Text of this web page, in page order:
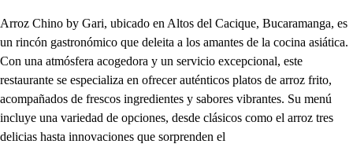
Arroz Chino by Gari, ubicado en Altos del Cacique, Bucaramanga, es
un rincón gastronómico que deleita a los amantes de la cocina asiática.
Con una atmósfera acogedora y un servicio excepcional, este
restaurante se especializa en ofrecer auténticos platos de arroz frito,
acompañados de frescos ingredientes y sabores vibrantes. Su menú
incluye una variedad de opciones, desde clásicos como el arroz tres
delicias hasta innovaciones que sorprenden el